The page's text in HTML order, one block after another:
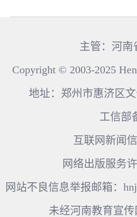
主管：河
Copyright © 2003-2025
地址：郑州市惠济区
工信部
互联网新闻
网络出版服务
网站不良信息举报邮箱：
未经河南教育宣